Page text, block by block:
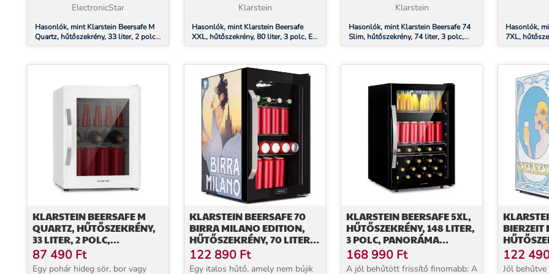
A panorám...ElectronicStar
Hasonlók, mint Klarstein Beersafe M
Quartz, hűtőszekrény, 33 liter, 2 polc,
panoráma üvegajtó
Klarstein
Hasonlók, mint Klarstein Beersafe
XXL, hűtőszekrény, 80 liter, 3 polc, E
energiahatékonysági osztály,
kedvenc italok mindig...
Klarstein
Hasonlók, mint Klarstein Beersafe 74
Slim, hűtőszekrény, 74 liter, 3 polc,
panorámás üvegajtó
Hasonlók,
7XL,
panoráma
KLARSTEIN BEERSAFE M
QUARTZ, HŰTŐSZEKRÉNY,
33 LITER, 2 POLC,
PANORÁMA ÜVEGAJTÓ
87 490 Ft
Egy pohár hideg sör, bor vagy
KLARSTEIN BEERSAFE 70
BIRRA MILANO EDITION,
HŰTŐSZEKRÉNY, 70 LITER, 3
POLC, PANORÁMA
ÜVEGAJTÓ,
122 890 Ft
Egy italos hűtő, amely nem bújik
KLARSTEIN BEERSAFE 5XL,
HŰTŐSZEKRÉNY, 148 LITER,
3 POLC, PANORÁMA
ÜVEGAJTÓ,
ROZSDAMENTES ACÉL
168 990 Ft
A jól behűtött frissítő finomabb: A
BIERZEIT
POLC,
122
Jól